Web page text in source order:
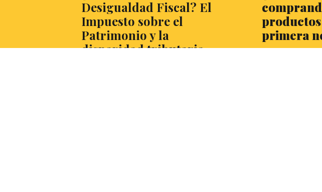
Desigualdad Fiscal? El
Impuesto sobre el
Patrimonio y la
disparidad tributaria
productos
primera